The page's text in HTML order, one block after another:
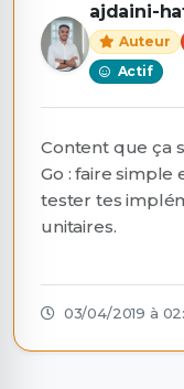
ajdaini-
Auteur
Actif
Content que ça
Go : faire
tester tes
unitaires.
03/04/2019 à